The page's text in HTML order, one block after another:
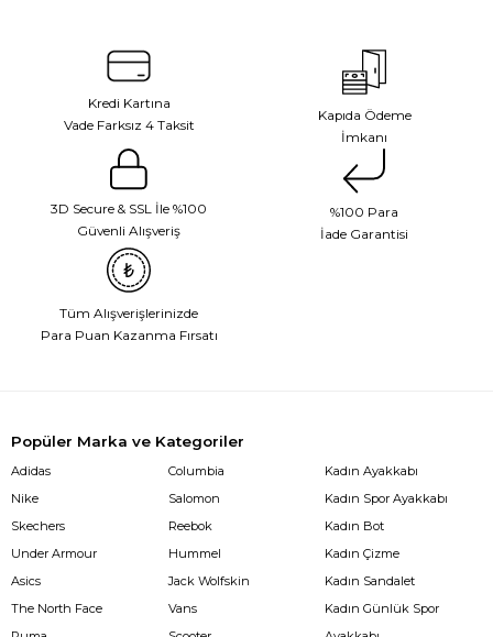
Kredi Kartına
Vade Farksız 4 Taksit
Kapıda Ödeme
İmkanı
3D Secure & SSL İle %100
Güvenli Alışveriş
%100 Para
İade Garantisi
Tüm Alışverişlerinizde
Para Puan Kazanma Fırsatı
Popüler Marka ve Kategoriler
Adidas
Nike
Skechers
Under Armour
Asics
The North Face
Columbia
Salomon
Reebok
Hummel
Jack Wolfskin
Vans
Kadın Ayakkabı
Kadın Spor Ayakkabı
Kadın Bot
Kadın Çizme
Kadın Sandalet
Kadın Günlük Spor